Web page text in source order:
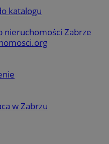
katalogu
nieruchomości Zabrze
w Zabrzu